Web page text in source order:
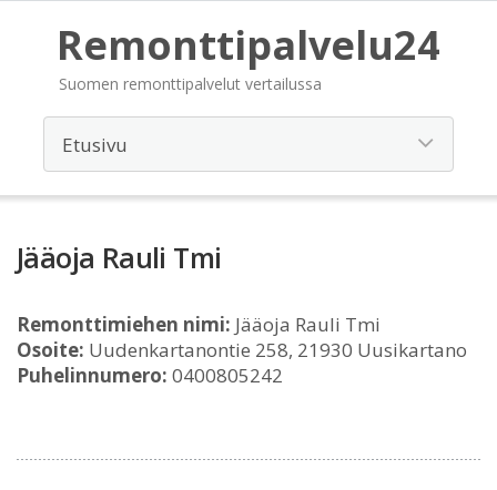
Remonttipalvelu24
Suomen remonttipalvelut vertailussa
Jääoja Rauli Tmi
Remonttimiehen nimi: Jääoja Rauli Tmi
Osoite: Uudenkartanontie 258, 21930 Uusikartano
Puhelinnumero: 0400805242